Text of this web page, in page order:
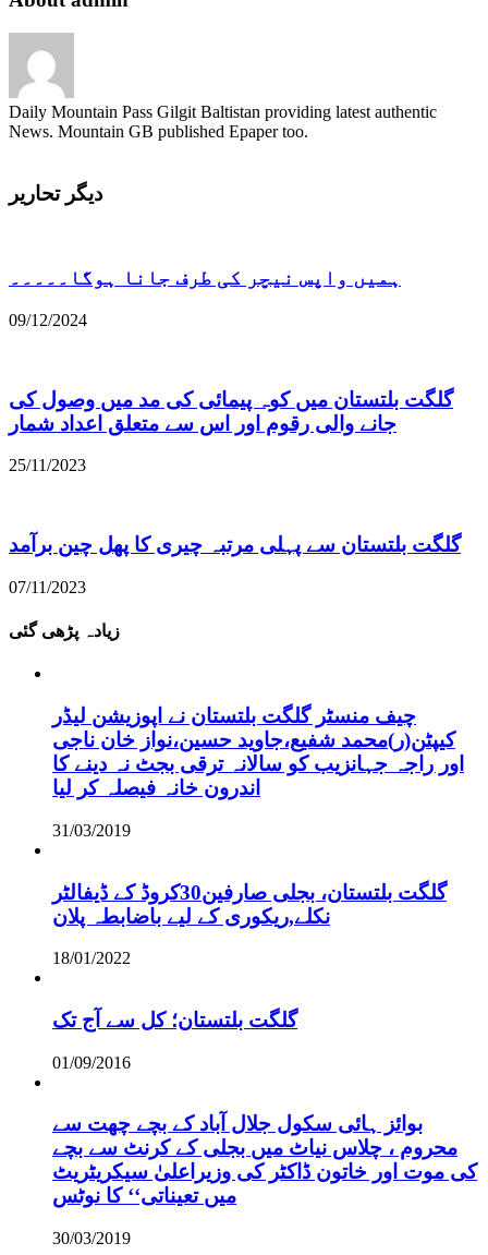
Daily Mountain Pass Gilgit Baltistan providing latest authentic
News. Mountain GB published Epaper too.
دیگر تحاریر
ہمیں واپس نیچر کی طرف جانا ہوگا۔۔۔۔۔
09/12/2024
گلگت بلتستان میں کوہ پیمائی کی مد میں وصول کی
جانے والی رقوم اور اس سے متعلق اعداد شمار
25/11/2023
گلگت بلتستان سے پہلی مرتبہ چیری کا پھل چین برآمد
07/11/2023
زیادہ پڑھی گئی
چیف منسٹر گلگت بلتستان نے اپوزیشن لیڈر
کیپٹن(ر)محمد شفیع،جاوید حسین،نواز خان ناجی
اور راجہ جہانزیب کو سالانہ ترقی بجٹ نہ دینے کا
اندرون خانہ فیصلہ کر لیا
31/03/2019
گلگت بلتستان، بجلی صارفین30کروڈ کے ڈیفالٹر
نکلے,ریکوری کے لیے باضابطہ پلان
18/01/2022
گلگت بلتستان؛ کل سے آج تک
01/09/2016
بوائز ہائی سکول جلال آباد کے بچے چھت سے
محروم ، چلاس نیاٹ میں بجلی کے کرنٹ سے بچے
کی موت اور خاتون ڈاکٹر کی وزیراعلیٰ سیکریٹریٹ
میں تعیناتی‘‘ کا نوٹس
30/03/2019